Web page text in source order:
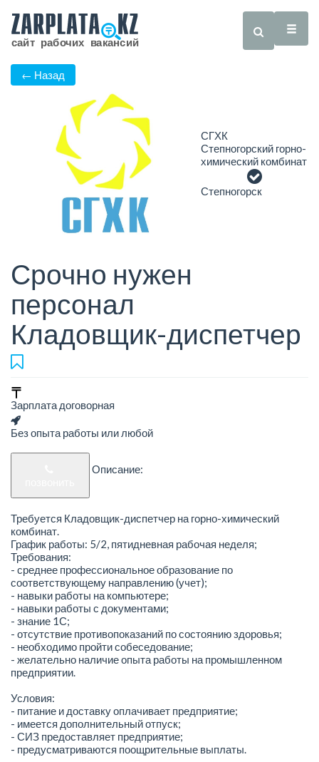
← Назад
СГХК
Степногорский горно-
химический комбинат
Степногорск
Срочно нужен
персонал
Кладовщик-диспетчер
Зарплата договорная
Без опыта работы или любой
Описание:
Требуется Кладовщик-диспетчер на горно-химический
комбинат.
График работы: 5/2, пятидневная рабочая неделя;
Требования:
- среднее профессиональное образование по
соответствующему направлению (учет);
- навыки работы на компьютере;
- навыки работы с документами;
- знание 1С;
- отсутствие противопоказаний по состоянию здоровья;
- необходимо пройти собеседование;
- желательно наличие опыта работы на промышленном
предприятии.
Условия:
- питание и доставку оплачивает предприятие;
- имеется дополнительный отпуск;
- СИЗ предоставляет предприятие;
- предусматриваются поощрительные выплаты.